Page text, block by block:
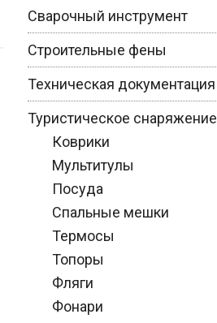
Сварочный инструмент
Строительные фены
Техническая документация
Туристическое снаряжение
Коврики
Мультитулы
Посуда
Спальные мешки
Термосы
Топоры
Фляги
Фонари